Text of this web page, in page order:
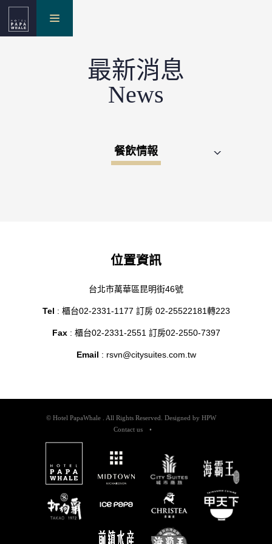
toggle
navigation最新消息
News
餐飲情報
位置資訊
台北市萬華區昆明街46號
Tel : 櫃台02-2331-1177 訂房 02-25522181轉223
Fax: 櫃台02-2331-2551 訂房02-2550-7397
Email : rsvn@citysuites.com.tw
© Hotel PapaWhale . All Rights Reserved. Designed byHPW
Contact us
•